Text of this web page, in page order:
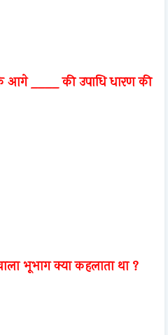
____ की उपाधि धारण की
भूभाग क्या कहलाता था ?